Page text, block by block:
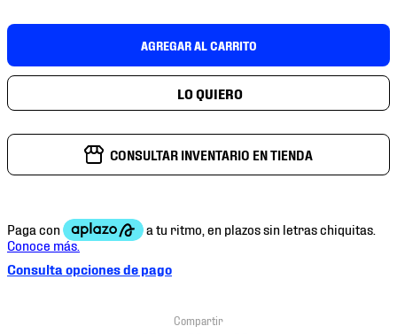
AGREGAR AL CARRITO
CONSULTAR INVENTARIO EN TIENDA
Consulta opciones de pago